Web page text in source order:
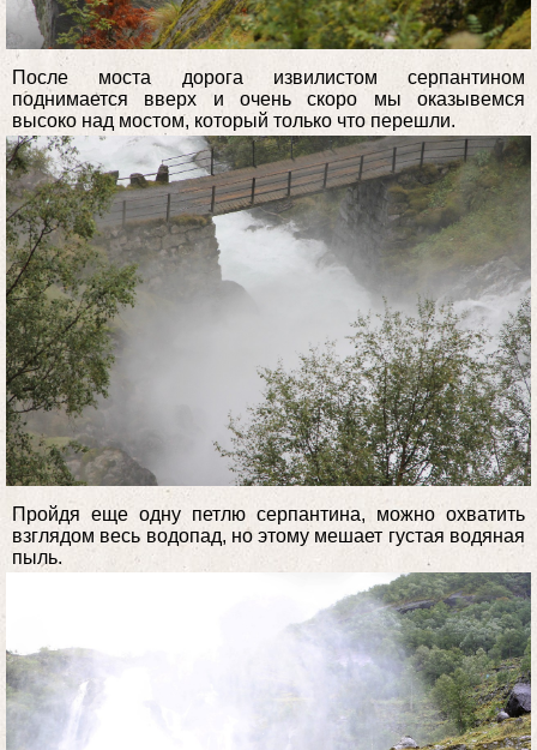
После моста дорога извилистом серпантином
поднимается вверх и очень скоро мы оказывемся
высоко над мостом, который только что перешли.
Пройдя еще одну петлю серпантина, можно охватить
взглядом весь водопад, но этому мешает густая водяная
пыль.